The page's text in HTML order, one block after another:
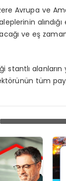
Avrupa ve
ve eş
stantlı
tüm